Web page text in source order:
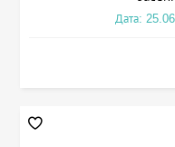
Дата: